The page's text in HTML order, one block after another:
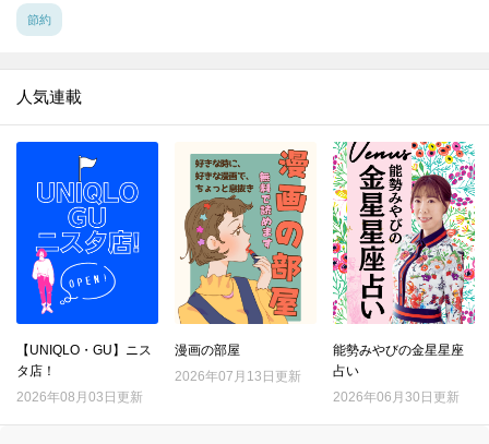
節約
人気連載
【UNIQLO・GU】ニス
タ店！
2026年08月03日更新
漫画の部屋
2026年07月13日更新
能勢みやびの金星星座
占い
2026年06月30日更新